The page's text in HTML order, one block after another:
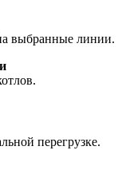
выбранные линии.
перегрузке.